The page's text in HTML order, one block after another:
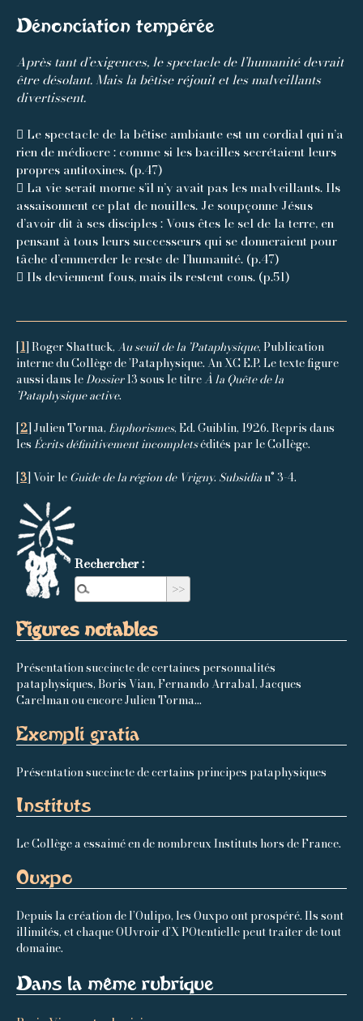
Dénonciation tempérée
Après tant d’exigences, le spectacle de l’humanité devrait
être désolant. Mais la bêtise réjouit et les malveillants
divertissent.
 Le spectacle de la bêtise ambiante est un cordial qui n’a
rien de médiocre : comme si les bacilles secrétaient leurs
propres antitoxines. (p.47)
 La vie serait morne s’il n’y avait pas les malveillants. Ils
assaisonnent ce plat de nouilles. Je soupçonne Jésus
d’avoir dit à ses disciples : Vous êtes le sel de la terre, en
pensant à tous leurs successeurs qui se donneraient pour
tâche d’emmerder le reste de l’humanité. (p.47)
 Ils deviennent fous, mais ils restent cons. (p.51)
[1]Roger Shattuck, Au seuil de la ’Pataphysique, Publication
interne du Collège de ’Pataphysique. An XC E.P. Le texte figure
aussi dans leDossier13 sous le titreÀ la Quête de la
’Pataphysique active.
[2] Julien Torma, Euphorismes, Ed. Guiblin, 1926. Repris dans
les Écrits définitivement incompletsédités par le Collège.
[3]Voir le Guide de la région de Vrigny. Subsidia n° 3-4.
Rechercher :
Figures notables
Présentation succincte de certaines personnalités
pataphysiques, Boris Vian, Fernando Arrabal, Jacques
Carelman ou encore Julien Torma...
Exempli gratia
Présentation succincte de certains principes pataphysiques
Instituts
Le Collège a essaimé en de nombreux Instituts hors de France.
Ouxpo
Depuis la création de l’Oulipo, les Ouxpo ont prospéré. Ils sont
illimités, et chaque OUvroir d’X POtentielle peut traiter de tout
domaine.
Dans la même rubrique